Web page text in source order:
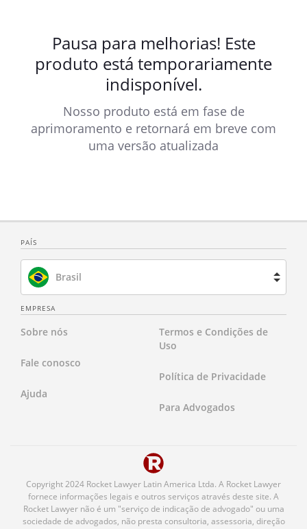
Pausa para melhorias! Este
produto está temporariamente
indisponível.
Nosso produto está em fase de
aprimoramento e retornará em breve com
uma versão atualizada
PAÍS
Brasil
França
Holanda
EMPRESA
Sobre nós
Fale conosco
Ajuda
Termos e Condições de
Uso
Política de Privacidade
Para Advogados
Copyright 2024 Rocket Lawyer Latin America Ltda. A Rocket Lawyer
fornece informações legais e outros serviços através deste site. A
Rocket Lawyer não é um "serviço de indicação de advogado" ou uma
sociedade de advogados, não presta consultoria, assessoria, direção